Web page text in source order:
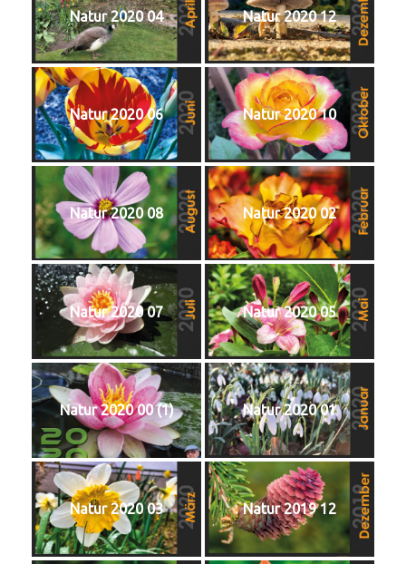
Natur 2020 04 Natur 2020 12
Natur 2020 06 Natur 2020 10
Natur 2020 08 Natur 2020 02
Natur 2020 07 Natur 2020 05
Natur 2020 00 (1) Natur 2020 01
Natur 2020 03 Natur 2019 12